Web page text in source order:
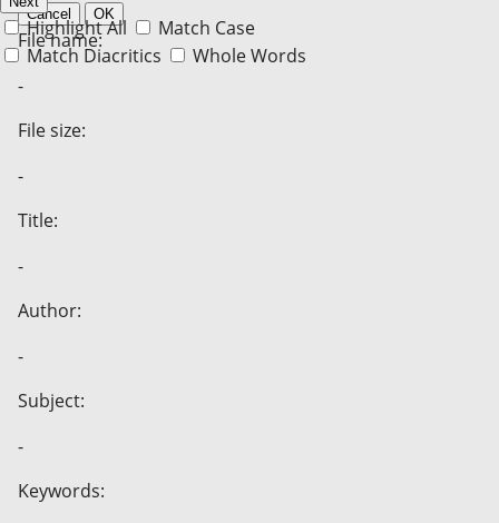
Highlight All
Match Case
Match Diacritics
Whole Words
Cancel OK
File name:
-
File size:
-
Title:
-
Author:
-
Subject:
-
Keywords: